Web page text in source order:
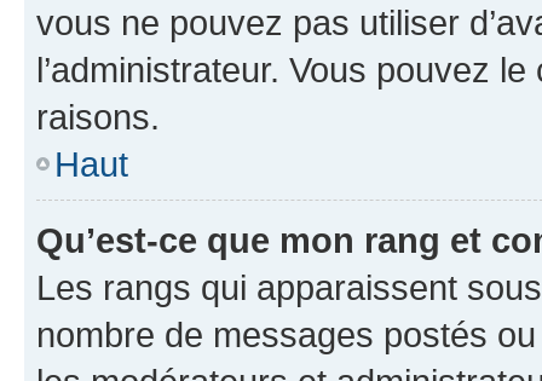
vous ne pouvez pas utiliser
l’administrateur. Vous pouvez
raisons.
Haut
Qu’est-ce que mon rang et
Les rangs qui apparaissent
nombre de messages postés